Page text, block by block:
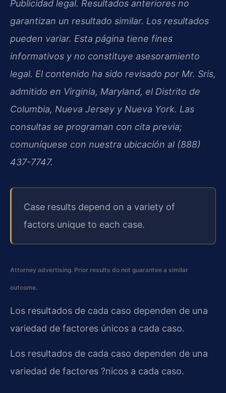
Publicidad legal. Resultados anteriores no
garantizan un resultado similar. Los resultados
pueden variar. Esta página tiene fines
informativos y no constituye asesoramiento
legal. El contenido ha sido revisado por Mr. Sris,
admitido en Virginia, Maryland, el Distrito de
Columbia, Nueva Jersey y Nueva York. Las
consultas se programan con cita previa;
comuníquese con nuestra ubicación al (888)
437-7747.
Case results depend on a variety of
factors unique to each case.
Attorney advertising. Prior results do not guarantee a similar
outcome.
Los resultados de cada caso dependen de una
variedad de factores únicos a cada caso.
Los resultados de cada caso dependen de una
variedad de factores ?nicos a cada caso.